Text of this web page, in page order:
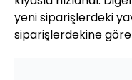
yeni siparişlerdeki
siparişlerdekine göre